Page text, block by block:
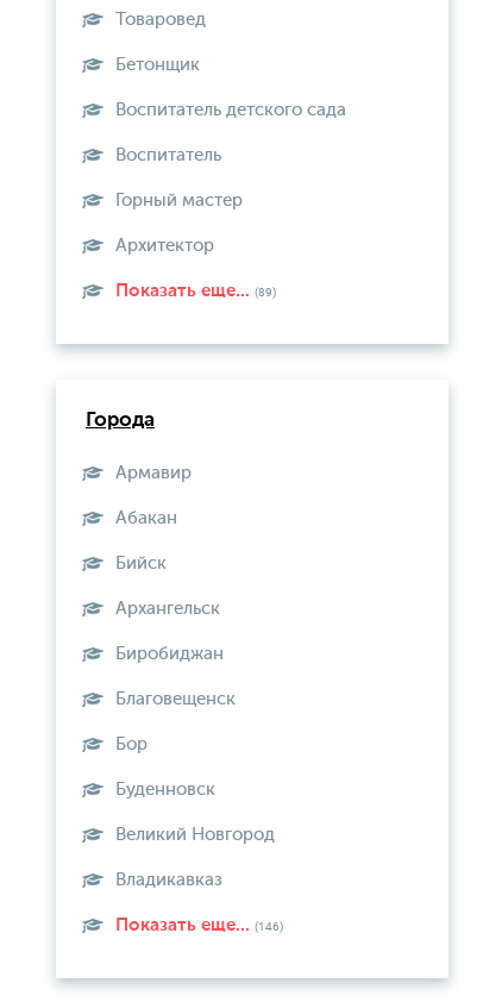
Товаровед
Бетонщик
Воспитатель детского сада
Воспитатель
Горный мастер
Архитектор
Показать еще... (89)
Города
Армавир
Абакан
Бийск
Архангельск
Биробиджан
Благовещенск
Бор
Буденновск
Великий Новгород
Владикавказ
Показать еще... (146)